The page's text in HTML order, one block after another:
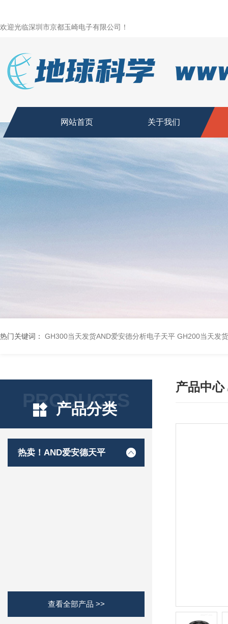
欢迎光临深圳市京都玉崎电子有限公司！
网站首页 关于我们
热门关键词： GH300当天发货AND爱安德分析电子天平 GH200当天发
PRODUCTS
产品分类
热卖！AND爱安德天平
查看全部产品 >>
产品中心